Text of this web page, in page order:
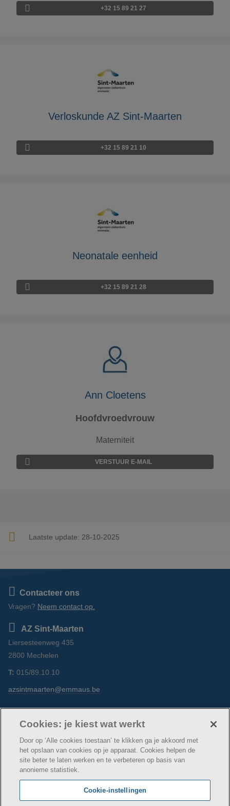
+32 15 89 21 27
Verloskunde AZ Sint-Maarten
+32 15 89 21 10
Neonatale eenheid
+32 15 89 21 28
Ann Cloetens
Hoofdvroedvrouw
Materniteit
VERSTUUR E-MAIL
Laatste update: 28-10-2025
Contacteer ons
Vragen? Neem contact op.
AZ Sint-Maarten
Liersesteenweg 435
2800 Mechelen
T: 015/89.10.10
azsintmaarten@emmaus.be
sint-maarten/
© AZ Sint-Maarten
Cookie verklaring
Privacybeleid
Webtoegankelijkheidsverklaring
Cookies: je kiest wat werkt
Door op ‘Alle cookies toestaan’ te klikken ga je akkoord met
het opslaan van cookies op je apparaat. Cookies helpen de
site beter te laten werken en te verbeteren op basis van
anonieme statistiek.
Cookie-instellingen